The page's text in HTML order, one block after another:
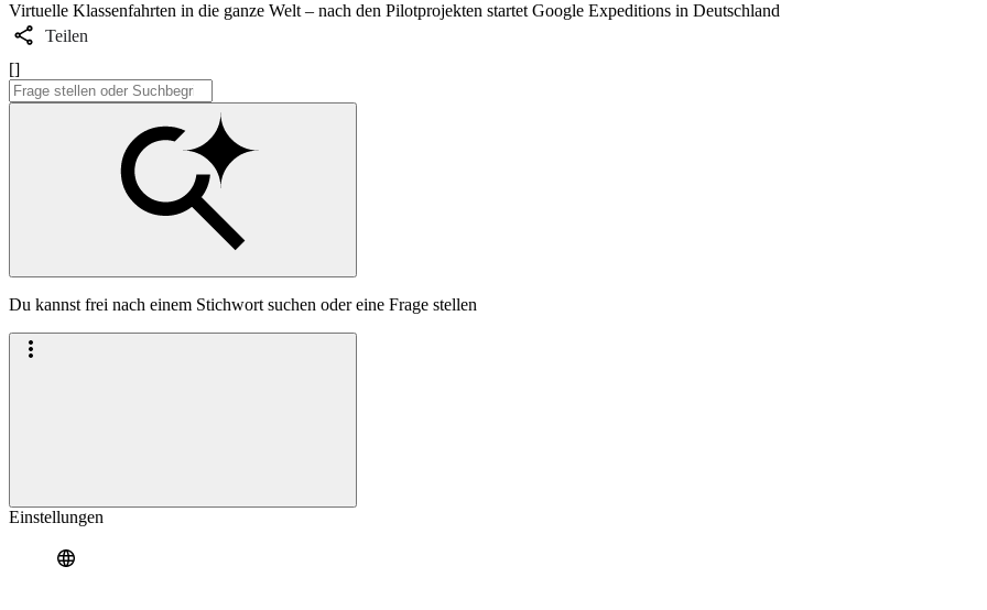
Virtuelle Klassenfahrten in die ganze Welt ‒ nach den Pilotprojekten startet Google Expeditions in Deutschland
Teilen
[]
Du kannst frei nach einem Stichwort suchen oder eine Frage stellen
Einstellungen